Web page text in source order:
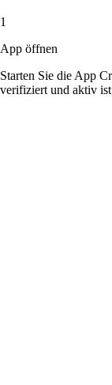
1
App öffnen
Starten Sie die App
verifiziert und aktiv